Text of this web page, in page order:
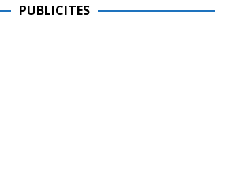
PUBLICITES